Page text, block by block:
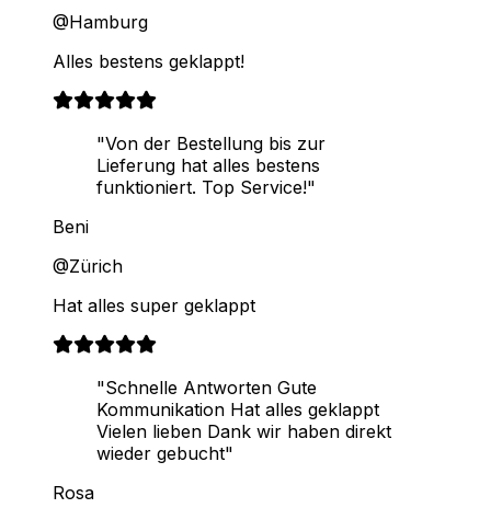
@Hamburg
Alles bestens geklappt!
"Von der Bestellung bis zur
Lieferung hat alles bestens
funktioniert. Top Service!"
Beni
@Zürich
Hat alles super geklappt
"Schnelle Antworten Gute
Kommunikation Hat alles geklappt
Vielen lieben Dank wir haben direkt
wieder gebucht"
Rosa